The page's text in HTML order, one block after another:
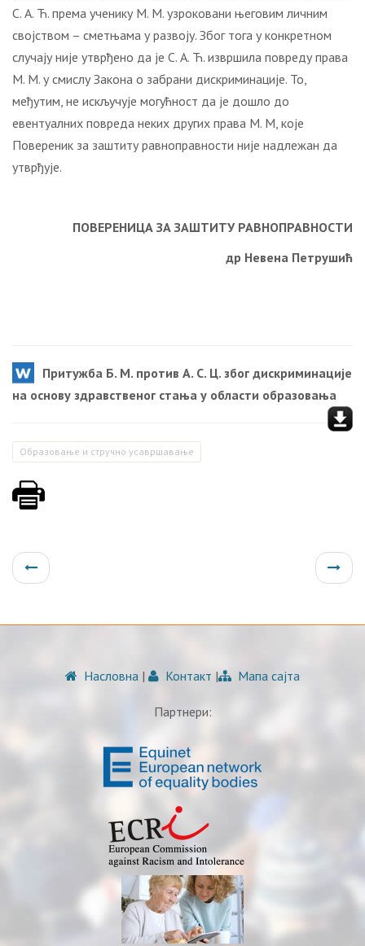
С. А. Ћ. према ученику М. М. узроковани његовим личним
својством – сметњама у развоју. Због тога у конкретном
случају није утврђено да је С. А. Ћ. извршила повреду права
М. М. у смислу Закона о забрани дискриминације. То,
међутим, не искључује могућност да је дошло до
евентуалних повреда неких других права М. М, које
Повереник за заштиту равноправности није надлежан да
утврђује.
ПОВЕРЕНИЦА ЗА ЗАШТИТУ РАВНОПРАВНОСТИ
др Невена Петрушић
Притужба Б. М. против А. С. Ц. због дискриминације
на основу здравственог стања у области образовања
Образовање и стручно усавршавање
Насловна | Контакт | Мапа сајта
Партнери: